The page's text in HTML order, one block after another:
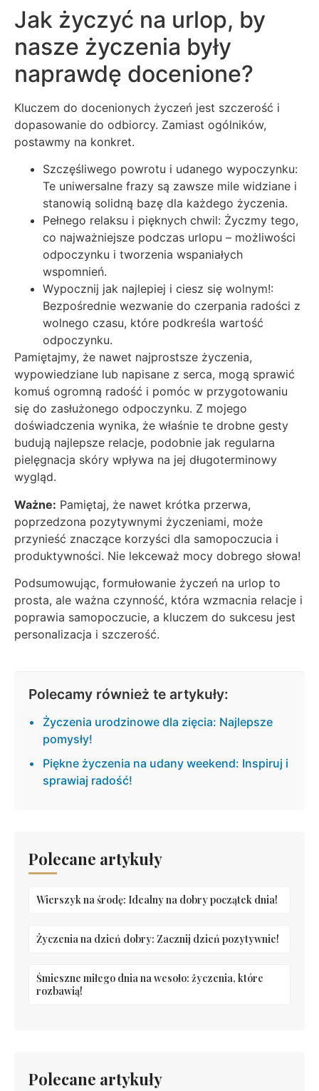
Jak życzyć na urlop, by
nasze życzenia były
naprawdę docenione?
Kluczem do docenionych życzeń jest szczerość i
dopasowanie do odbiorcy. Zamiast ogólników,
postawmy na konkret.
Szczęśliwego powrotu i udanego wypoczynku:
Te uniwersalne frazy są zawsze mile widziane i
stanowią solidną bazę dla każdego życzenia.
Pełnego relaksu i pięknych chwil: Życzmy tego,
co najważniejsze podczas urlopu – możliwości
odpoczynku i tworzenia wspaniałych
wspomnień.
Wypocznij jak najlepiej i ciesz się wolnym!:
Bezpośrednie wezwanie do czerpania radości z
wolnego czasu, które podkreśla wartość
odpoczynku.
Pamiętajmy, że nawet najprostsze życzenia,
wypowiedziane lub napisane z serca, mogą sprawić
komuś ogromną radość i pomóc w przygotowaniu
się do zasłużonego odpoczynku. Z mojego
doświadczenia wynika, że właśnie te drobne gesty
budują najlepsze relacje, podobnie jak regularna
pielęgnacja skóry wpływa na jej długoterminowy
wygląd.
Ważne: Pamiętaj, że nawet krótka przerwa,
poprzedzona pozytywnymi życzeniami, może
przynieść znaczące korzyści dla samopoczucia i
produktywności. Nie lekceważ mocy dobrego słowa!
Podsumowując, formułowanie życzeń na urlop to
prosta, ale ważna czynność, która wzmacnia relacje i
poprawia samopoczucie, a kluczem do sukcesu jest
personalizacja i szczerość.
Polecamy również te artykuły:
Życzenia urodzinowe dla zięcia: Najlepsze
pomysły!
Piękne życzenia na udany weekend: Inspiruj i
sprawiaj radość!
Polecane artykuły
Wierszyk na środę: Idealny na dobry początek dnia!
Życzenia na dzień dobry: Zacznij dzień pozytywnie!
Śmieszne miłego dnia na wesoło: życzenia, które
rozbawią!
Polecane artykuły